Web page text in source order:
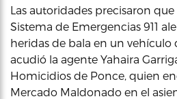
Las autoridades precisaron
Sistema de Emergencias 911
heridas de bala en un vehículo
acudió la agente Yahaira
Homicidios de Ponce, quien
Mercado Maldonado en el